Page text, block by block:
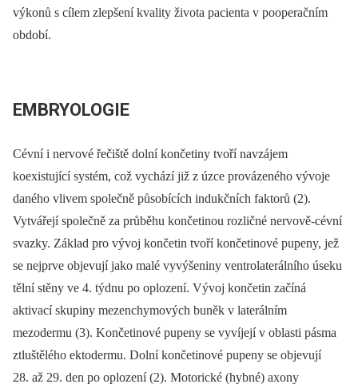
výkonů s cílem zlepšení kvality života pacienta v pooperačním
období.
EMBRYOLOGIE
Cévní i nervové řečiště dolní končetiny tvoří navzájem
koexistující systém, což vychází již z úzce provázeného vývoje
daného vlivem společně působících indukčních faktorů (2).
Vytvářejí společně za průběhu končetinou rozličné nervově-cévní
svazky. Základ pro vývoj končetin tvoří končetinové pupeny, jež
se nejprve objevují jako malé vyvýšeniny ventrolaterálního úseku
tělní stěny ve 4. týdnu po oplození. Vývoj končetin začíná
aktivací skupiny mezenchymových buněk v laterálním
mezodermu (3). Končetinové pupeny se vyvíjejí v oblasti pásma
ztluštělého ektodermu. Dolní končetinové pupeny se objevují
28. až 29. den po oplození (2). Motorické (hybné) axony